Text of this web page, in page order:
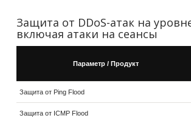
Защита от DDoS-атак на
включая атаки на сеансы
Параметр / Продукт
Защита от Ping Flood
Защита от ICMP Flood